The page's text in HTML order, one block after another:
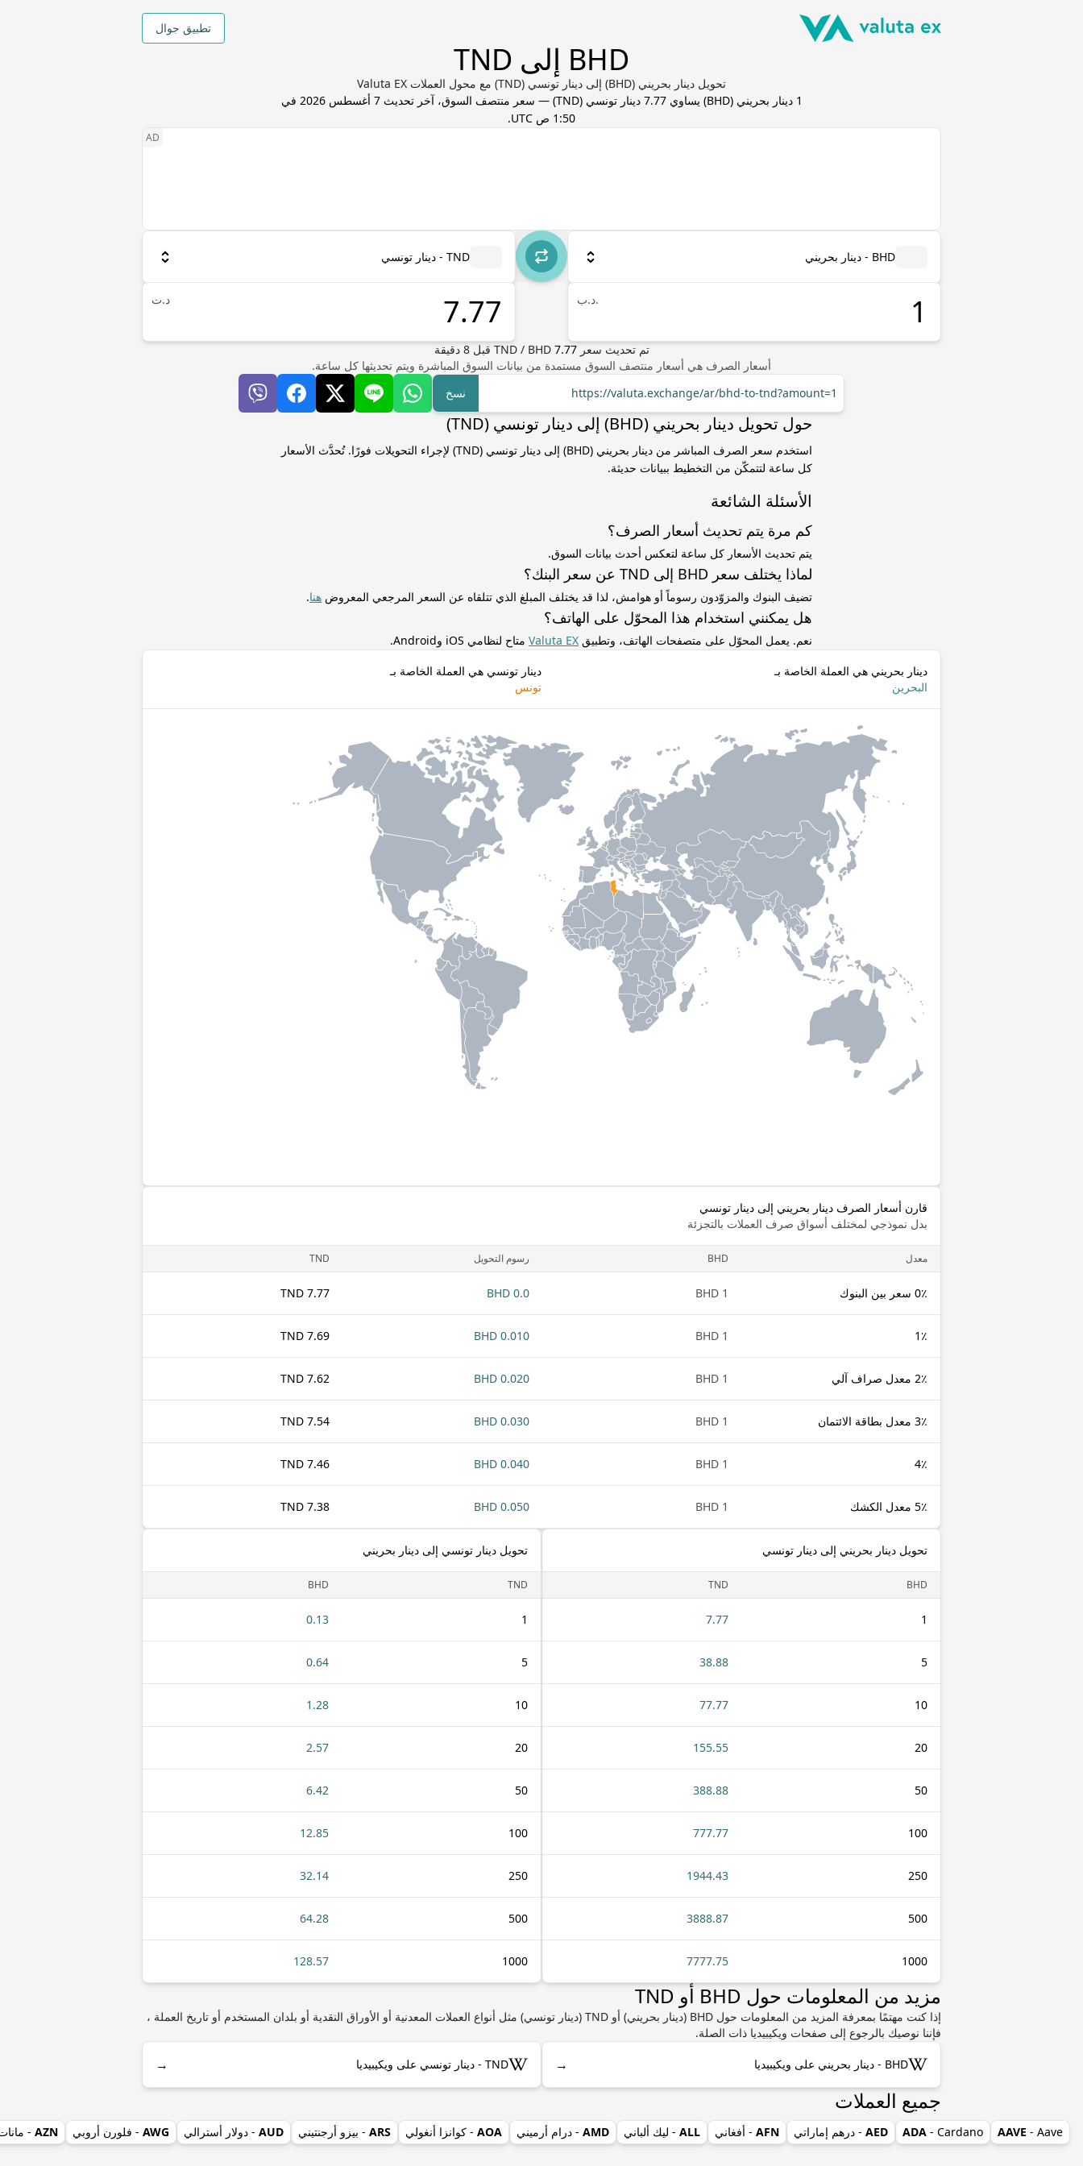
تطبيق جوال
BHD إلى TND
تحويل دينار بحريني (BHD) إلى دينار تونسي (TND) مع محول العملات Valuta EX
1 دينار بحريني (
BHD) يساوي7.77 دينار تونسي (
TND) — سعر منتصف السوق، آخر تحديث
7 أغسطس 2026 في
1:50 ص UTC
.
BHD - دينار بحريني
.د.ب
TND - دينار تونسي
د.ت
تم تحديث سعر TND/ BHD 7.77 قبل8 دقيقة
أسعار الصرف هي أسعار منتصف السوق مستمدة من بيانات السوق المباشرة ويتم تحديثها كل ساعة.
https://valuta.exchange/ar/bhd-to-tnd?amount=1
نسخ
حول تحويل دينار بحريني (BHD) إلى دينار تونسي (TND)
استخدم سعر الصرف المباشر من دينار بحريني (BHD) إلى دينار تونسي (TND) لإجراء التحويلات فورًا. تُحدَّث الأسعار
كل ساعة لتتمكّن من التخطيط ببيانات حديثة.
الأسئلة الشائعة
كم مرة يتم تحديث أسعار الصرف؟
يتم تحديث الأسعار كل ساعة لتعكس أحدث بيانات السوق.
لماذا يختلف سعر BHD إلى TND عن سعر البنك؟
تضيف البنوك والمزوّدون رسوماً أو هوامش، لذا قد يختلف المبلغ الذي تتلقاه عن السعر المرجعي المعروض هنا.
هل يمكنني استخدام هذا المحوّل على الهاتف؟
نعم. يعمل المحوّل على متصفحات الهاتف، وتطبيق Valuta EX متاح لنظامي iOS وAndroid.
دينار بحريني هي العملة الخاصة بـ
البحرين
دينار تونسي هي العملة الخاصة بـ
تونس
قارن أسعار الصرف دينار بحريني إلى دينار تونسي
بدل نموذجي لمختلف أسواق صرف العملات بالتجزئة
معدل BHD رسوم التحويل TND
0٪ سعر بين البنوك 1 BHD
0.0 BHD
7.77 TND
1٪ 1 BHD
0.010 BHD
7.69 TND
2٪ معدل صراف آلي 1 BHD
0.020 BHD
7.62 TND
3٪ معدل بطاقة الائتمان 1 BHD
0.030 BHD
7.54 TND
4٪ 1 BHD
0.040 BHD
7.46 TND
5٪ معدل الكشك 1 BHD
0.050 BHD
7.38 TND
تحويل دينار بحريني إلى دينار تونسي
BHD
TND
1
7.77
5
38.88
10
77.77
20
155.55
50
388.88
100
777.77
250
1944.43
500
3888.87
1000
7777.75
تحويل دينار تونسي إلى دينار بحريني
TND
BHD
1
0.13
5
0.64
10
1.28
20
2.57
50
6.42
100
12.85
250
32.14
500
64.28
1000
128.57
مزيد من المعلومات حول BHD أو TND
إذا كنت مهتمًا بمعرفة المزيد من المعلومات حول BHD (دينار بحريني) أو TND (دينار تونسي) مثل أنواع العملات المعدنية أو الأوراق النقدية أو بلدان المستخدم أو تاريخ العملة ،
فإننا نوصيك بالرجوع إلى صفحات ويكيبيديا ذات الصلة.
BHD - دينار بحريني على ويكيبيديا → TND - دينار تونسي على ويكيبيديا →
جميع العملات
AAVE - Aave
ADA - Cardano
AED - درهم إماراتي AFN - أفغاني ALL - ليك ألباني AMD - درام أرميني AOA - كوانزا أنغولي ARS - بيزو أرجنتيني AUD - دولار أسترالي AWG - فلورن أروبي AZN
-